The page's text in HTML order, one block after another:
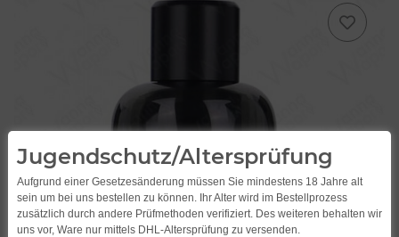
Jugendschutz/Altersprüfung
Aufgrund einer Gesetzesänderung müssen Sie mindestens 18 Jahre alt
sein um bei uns bestellen zu können. Ihr Alter wird im Bestellprozess
zusätzlich durch andere Prüfmethoden verifiziert. Des weiteren behalten wir
uns vor, Ware nur mittels DHL-Altersprüfung zu versenden.